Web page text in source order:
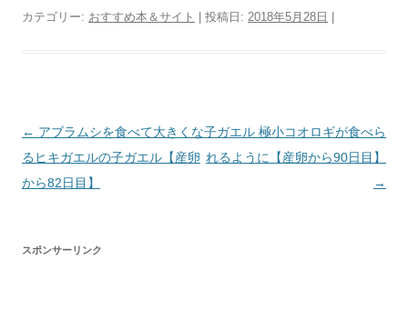
カテゴリー: おすすめ本＆サイト | 投稿日: 2018年5月28日
投
稿
ナ
ー
← アブラムシを食べて大きくな
るヒキガエルの子ガエル【産卵
から82日目】
子ガエル 極小コオロギが食べら
れるように【産卵から90日目】
→
スポンサーリンク